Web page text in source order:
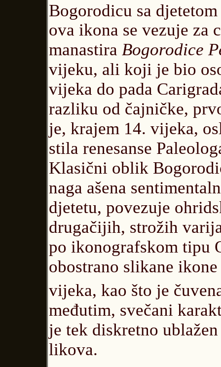
Bogorodicu sa
ova ikona se vezuje za
manastira Bogorodice
vijeku, ali koji je bio
vijeka do pada
razliku od čajničke,
je, krajem 14. vijeka,
stila renesanse
Klasični oblik
naga ašena
djetetu, povezuje
drugačijih, strožih
po ikonografskom tipu
obostrano slikane
vijeka, kao što je
međutim, svečani
je tek diskretno
likova.